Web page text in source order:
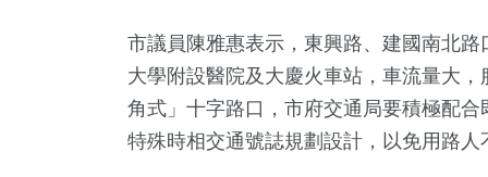
市議員陳雅惠表示，東興路、建國南北
大學附設醫院及大慶火車站，車流量大
角式」十字路口，市府交通局要積極配
特殊時相交通號誌規劃設計，以免用路